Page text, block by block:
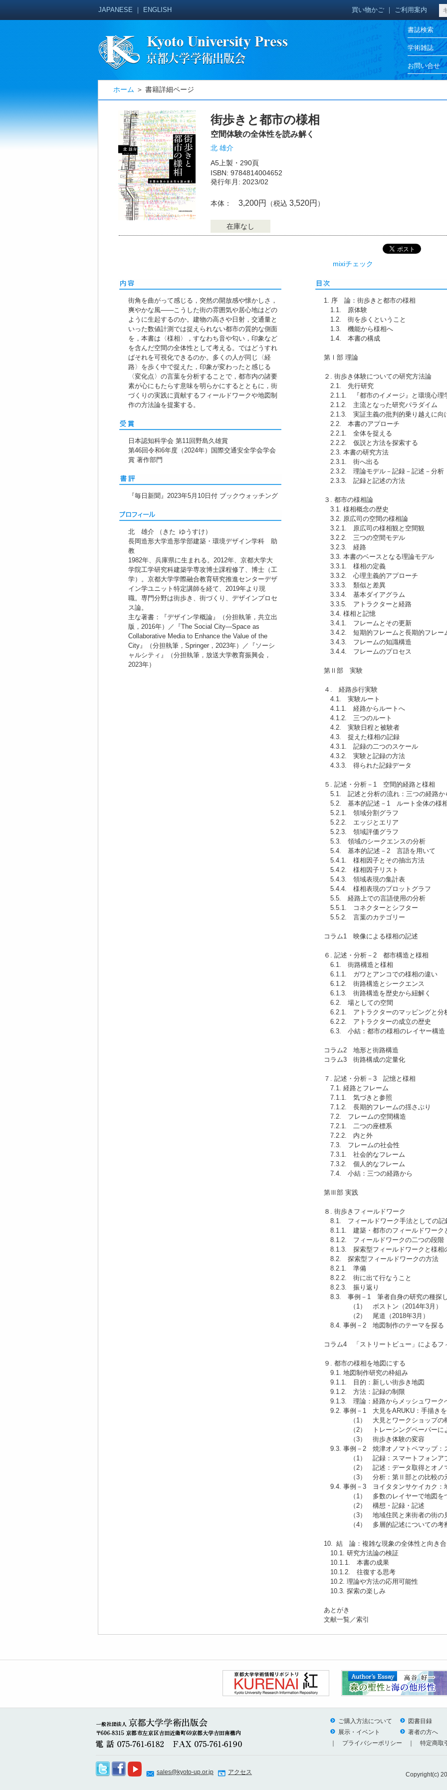
JAPANESE ｜ ENGLISH 買い物かご ｜ ご利用案内
書誌検索
学術雑誌
お問い合せ
ホーム ＞ 書籍詳細ページ
街歩きと都市の様相
空間体験の全体性を読み解く
北 雄介
A5上製・290頁
ISBN: 9784814004652
発行年月: 2023/02
本体： 3,200円 （税込 3,520円 ）
在庫なし
mixiチェック
街角を曲がって感じる，突然の開放感や懐かしさ，
爽やかな風――こうした街の雰囲気や居心地はどの
ように生起するのか。建物の高さや日射，交通量と
いった数値計測では捉えられない都市の質的な側面
を，本書は〈様相〉，すなわち音や匂い，印象など
を含んだ空間の全体性として考える。ではどうすれ
ばそれを可視化できるのか。多くの人が同じ〈経
路〉を歩く中で捉えた，印象が変わったと感じる
〈変化点〉の言葉を分析することで，都市内の諸要
素が心にもたらす意味を明らかにするとともに，街
づくりの実践に貢献するフィールドワークや地図制
作の方法論を提案する。
日本認知科学会 第11回野島久雄賞
第46回令和6年度（2024年）国際交通安全学会学会
賞 著作部門
『毎日新聞』2023年5月10日付 ブックウォッチング
北 雄介 （きた ゆうすけ）
長岡造形大学造形学部建築・環境デザイン学科 助
教
1982年、兵庫県に生まれる。2012年、京都大学大
学院工学研究科建築学専攻博士課程修了、博士（工
学）。京都大学学際融合教育研究推進センターデザ
イン学ユニット特定講師を経て、2019年より現
職。専門分野は街歩き、街づくり、デザインプロセ
ス論。
主な著書：『デザイン学概論』（分担執筆，共立出
版，2016年）／『The Social City―Space as
Collaborative Media to Enhance the Value of the
City』（分担執筆，Springer，2023年）／『ソーシ
ャルシティ』（分担執筆，放送大学教育振興会，
2023年）
1. 序 論：街歩きと都市の様相
1.1. 原体験
1.2. 街を歩くということ
1.3. 機能から様相へ
1.4. 本書の構成
第Ⅰ部 理論
２. 街歩き体験についての研究方法論
2.1. 先行研究
2.1.1. 『都市のイメージ』と環境心理
2.1.2. 主流となった研究パラダイム
2.1.3. 実証主義の批判的乗り越えに向
2.2. 本書のアプローチ
2.2.1. 全体を捉える
2.2.2. 仮説と方法を探索する
2.3. 本書の研究方法
2.3.1. 街へ出る
2.3.2. 理論モデル－記録－記述－分析
2.3.3. 記録と記述の方法
３. 都市の様相論
3.1. 様相概念の歴史
3.2. 原広司の空間の様相論
3.2.1. 原広司の様相観と空間観
3.2.2. 三つの空間モデル
3.2.3. 経路
3.3. 本書のベースとなる理論モデル
3.3.1. 様相の定義
3.3.2. 心理主義的アプローチ
3.3.3. 類似と差異
3.3.4. 基本ダイアグラム
3.3.5. アトラクターと経路
3.4. 様相と記憶
3.4.1. フレームとその更新
3.4.2. 短期的フレームと長期的フレー
3.4.3. フレームの知識構造
3.4.4. フレームのプロセス
第Ⅱ部 実験
４. 経路歩行実験
4.1. 実験ルート
4.1.1. 経路からルートへ
4.1.2. 三つのルート
4.2. 実験日程と被験者
4.3. 捉えた様相の記録
4.3.1. 記録の二つのスケール
4.3.2. 実験と記録の方法
4.3.3. 得られた記録データ
５. 記述・分析－1 空間的経路と様相
5.1. 記述と分析の流れ：三つの経路か
5.2. 基本的記述－1 ルート全体の様
5.2.1. 領域分割グラフ
5.2.2. エッジとエリア
5.2.3. 領域評価グラフ
5.3. 領域のシークエンスの分析
5.4. 基本的記述－2 言語を用いて
5.4.1. 様相因子とその抽出方法
5.4.2. 様相因子リスト
5.4.3. 領域表現の集計表
5.4.4. 様相表現のプロットグラフ
5.5. 経路上での言語使用の分析
5.5.1. コネクターとシフター
5.5.2. 言葉のカテゴリー
コラム1 映像による様相の記述
６. 記述・分析－2 都市構造と様相
6.1. 街路構造と様相
6.1.1. ガワとアンコでの様相の違い
6.1.2. 街路構造とシークエンス
6.1.3. 街路構造を歴史から紐解く
6.2. 場としての空間
6.2.1. アトラクターのマッピングと分
6.2.2. アトラクターの成立の歴史
6.3. 小結：都市の様相のレイヤー構造
コラム2 地形と街路構造
コラム3 街路構成の定量化
７. 記述・分析－3 記憶と様相
7.1. 経路とフレーム
7.1.1. 気づきと参照
7.1.2. 長期的フレームの揺さぶり
7.2. フレームの空間構造
7.2.1. 二つの座標系
7.2.2. 内と外
7.3. フレームの社会性
7.3.1. 社会的なフレーム
7.3.2. 個人的なフレーム
7.4. 小結：三つの経路から
第Ⅲ部 実践
８. 街歩きフィールドワーク
8.1. フィールドワーク手法としての記
8.1.1. 建築・都市のフィールドワーク
8.1.2. フィールドワークの二つの段階
8.1.3. 探索型フィールドワークと様相
8.2. 探索型フィールドワークの方法
8.2.1. 準備
8.2.2. 街に出て行なうこと
8.2.3. 振り返り
8.3. 事例－1 筆者自身の研究の種探
（1） ボストン（2014年3月）
（2） 尾道（2018年3月）
8.4. 事例－2 地図制作のテーマを探る
コラム4 「ストリートビュー」によるフ
９. 都市の様相を地図にする
9.1. 地図制作研究の枠組み
9.1.1. 目的：新しい街歩き地図
9.1.2. 方法：記録の制限
9.1.3. 理論：経路からメッシュワーク
9.2. 事例－1 大見をARUKU：手描きを
（1） 大見とワークショップの
（2） トレーシングペーパーによ
（3） 街歩き体験の変容
9.3. 事例－2 焼津オノマトペマップ：
（1） 記録：スマートフォンアプ
（2） 記述：データ取得とオノマ
（3） 分析：第Ⅱ部との比較の
9.4. 事例－3 ヨイタタンサケイカク：
（1） 多数のレイヤーで地図を
（2） 構想・記録・記述
（3） 地域住民と来街者の街の見
（4） 多層的記述についての考
10. 結 論：複雑な現象の全体性と向き
10.1. 研究方法論の検証
10.1.1. 本書の成果
10.1.2. 往復する思考
10.2. 理論や方法の応用可能性
10.3. 探索の楽しみ
あとがき
文献一覧／索引
ご購入方法について
図書目録
展示・イベント
著者の方へ
プライバシーポリシー ｜特定商取
sales@kyoto-up.or.jp アクセス Copyright(c)